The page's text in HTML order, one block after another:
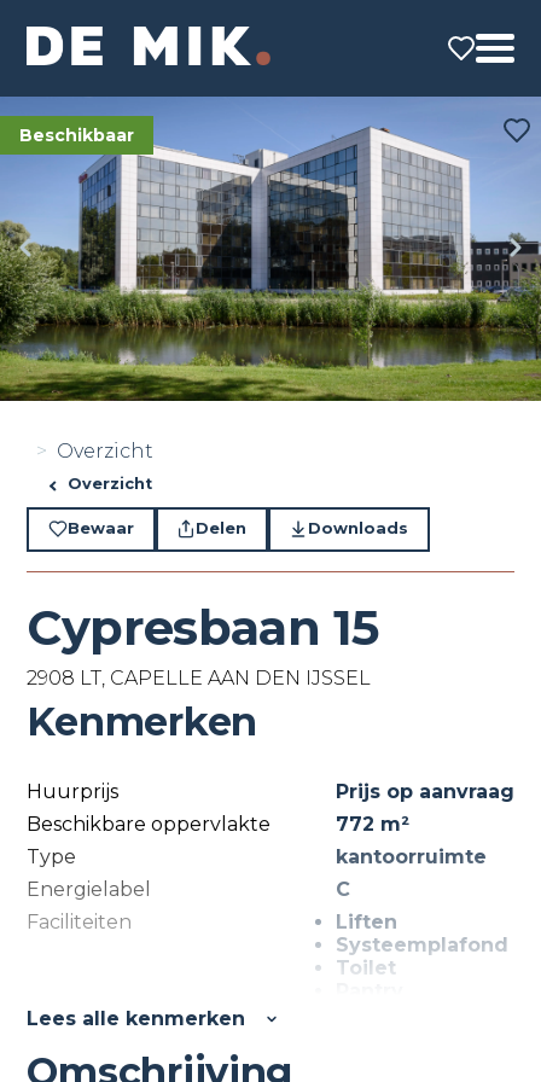
Beschikbaar
Overzicht
Overzicht
Bewaar Delen Downloads
Cypresbaan 15
2908 LT, CAPELLE AAN DEN IJSSEL
Kenmerken
Huurprijs
Prijs op aanvraag
Beschikbare oppervlakte
772 m²
Type
kantoorruimte
Energielabel
C
Faciliteiten
Liften
Systeemplafond
Toilet
Lees alle kenmerken
Omschrijving